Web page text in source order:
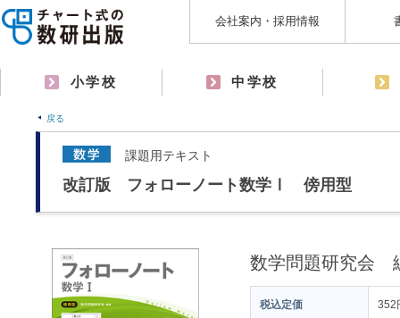
会社案内・採用情報
小学校 中学校
戻る
課題用テキスト
改訂版 フォローノート数学Ⅰ 傍用型
数学問題研究会
税込定価 352